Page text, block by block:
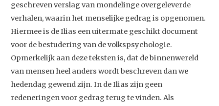
geschreven verslag van mondelinge overgeleverde
verhalen, waarin het menselijke gedrag is opgenomen.
Hiermee is de Ilias een uitermate geschikt document
voor de bestudering van de volkspsychologie.
Opmerkelijk aan deze teksten is, dat de binnenwereld
van mensen heel anders wordt beschreven dan we
hedendag gewend zijn. In de Ilias zijn geen
redeneringen voor gedrag terug te vinden. Als